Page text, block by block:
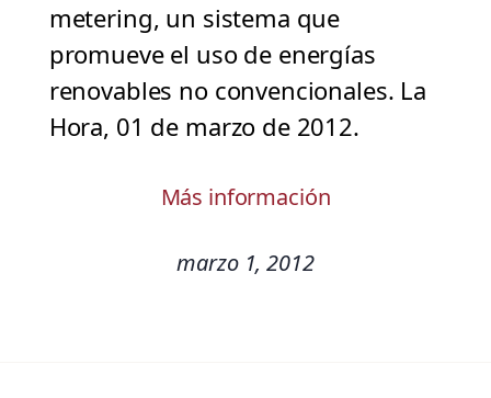
metering, un sistema que
promueve el uso de energías
renovables no convencionales. La
Hora, 01 de marzo de 2012.
Más información
marzo 1, 2012